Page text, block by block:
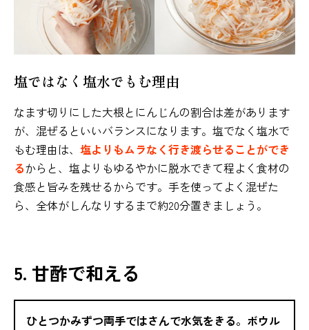
塩ではなく塩水でもむ理由
なます切りにした大根とにんじんの割合は差があります
が、混ぜるといいバランスになります。塩でなく塩水で
もむ理由は、 塩よりもムラなく行き渡らせることができ
るからと、塩よりもゆるやかに脱水できて程よく食材の
食感と旨みを残せるからです。手を使ってよく混ぜた
ら、全体がしんなりするまで約20分置きましょう。
5. 甘酢で和える
ひとつかみずつ両手ではさんで水気をきる。ボウル